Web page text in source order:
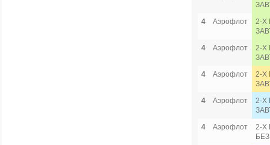
4
Аэрофлот
2-Х
4
Аэрофлот
2-Х
4
Аэрофлот
2-Х
4
Аэрофлот
2-Х
4
Аэрофлот
2-Х